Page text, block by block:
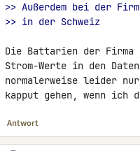
>> Außerdem bei der
>> in der Schweiz
Die Battarien der
Strom-Werte in den
normalerweise leider
kapput gehen, wenn
Antwort